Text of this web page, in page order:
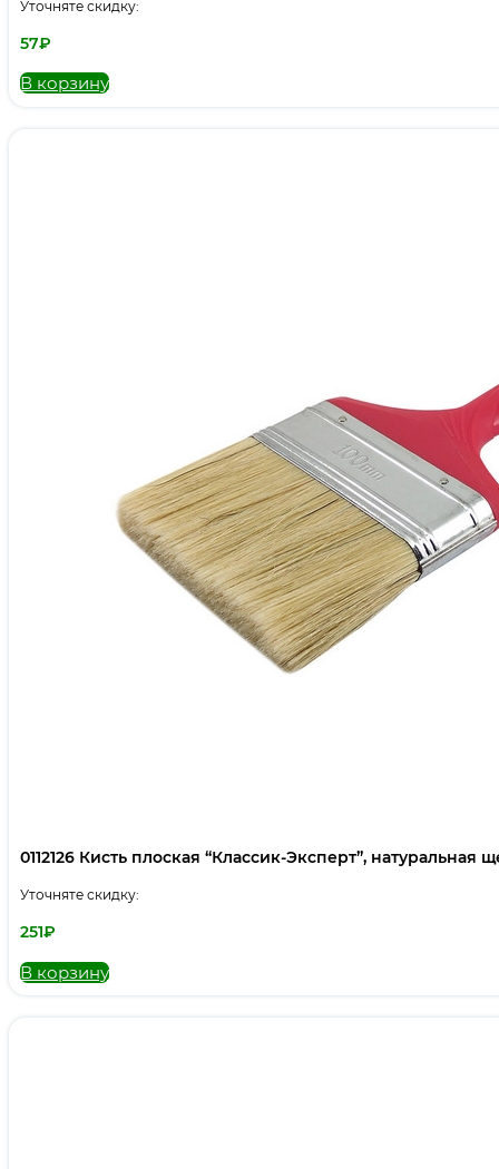
Уточняте скидку:
57₽
В корзину
0112126 Кисть плоская “Классик-Эксперт”, натуральная
Уточняте скидку:
251₽
В корзину